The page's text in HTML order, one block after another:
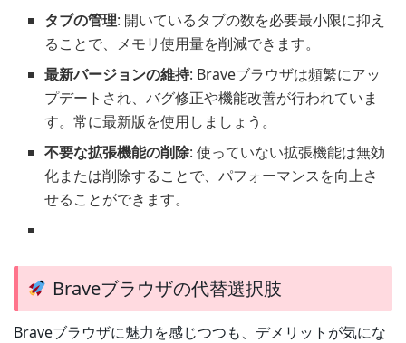
タブの管理: 開いているタブの数を必要最小限に抑え
ることで、メモリ使用量を削減できます。
最新バージョンの維持: Braveブラウザは頻繁にアッ
プデートされ、バグ修正や機能改善が行われていま
す。常に最新版を使用しましょう。
不要な拡張機能の削除: 使っていない拡張機能は無効
化または削除することで、パフォーマンスを向上さ
せることができます。
Braveブラウザの代替選択肢
Braveブラウザに魅力を感じつつも、デメリットが気にな